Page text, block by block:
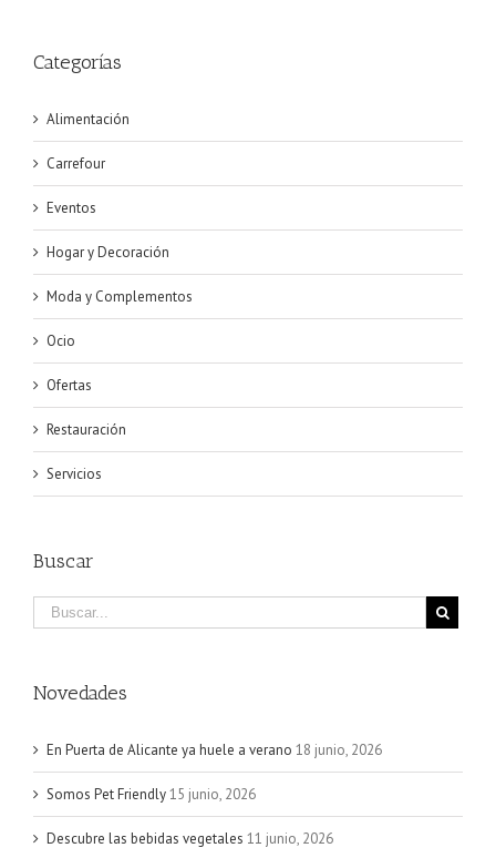
Categorías
Alimentación
Carrefour
Eventos
Hogar y Decoración
Moda y Complementos
Ocio
Ofertas
Restauración
Servicios
Buscar
Novedades
En Puerta de Alicante ya huele a verano 18 junio, 2026
Somos Pet Friendly15 junio, 2026
Descubre las bebidas vegetales 11 junio, 2026